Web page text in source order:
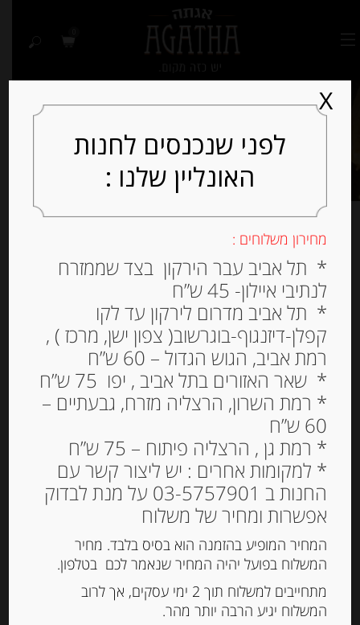
מציג את כל 7 התוצאות
למיין לפי פופולריות
פראלין באצ’י קלאסיקו 200 גרם BACI
לפני שנכנסים לחנות
האונליין שלנו :
מחירון משלוחים :
* תל אביב עבר הירקון בצד שממזרח
לנתיבי איילון- 45 ש”ח
* תל אביב מדרום לירקון עד לקו
קפלן-דיזנגוף-בוגרשוב( צפון ישן, מרכז ) ,
רמת אביב, הגוש הגדול – 60 ש”ח
* שאר האזורים בתל אביב , יפו 75 ש”ח
* רמת השרון, הרצליה מזרח, גבעתיים –
60 ש”ח
* רמת גן , הרצליה פיתוח – 75 ש”ח
* למקומות אחרים : יש ליצור קשר עם
החנות ב 03-5757901 על מנת לבדוק
אפשרות ומחיר של משלוח
המחיר המופיע בהזמנה הוא בסיס בלבד. מחיר
המשלוח בפועל יהיה המחיר שנאמר לכם בטלפון.
מתחייבים למשלוח תוך 2 ימי עסקים, אך לרוב
המשלוח יגיע הרבה יותר מהר.
X